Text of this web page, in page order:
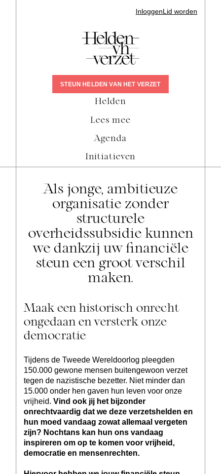
STEUN HELDEN VAN HET VERZET
Inloggen Lid worden
Helden
Lees mee
Agenda
Initiatieven
Als jonge, ambitieuze
organisatie zonder
structurele
overheidssubsidie kunnen
we dankzij uw financiële
steun een groot verschil
maken.
Maak een historisch onrecht
ongedaan en versterk onze
democratie
Tijdens de Tweede Wereldoorlog pleegden
150.000 gewone mensen buitengewoon verzet
tegen de nazistische bezetter. Niet minder dan
15.000 onder hen gaven hun leven voor onze
vrijheid. Vind ook jij het bijzonder
onrechtvaardig dat we deze verzetshelden en
hun moed vandaag zowat allemaal vergeten
zijn? Nochtans kan hun ons vandaag
inspireren om op te komen voor vrijheid,
democratie en mensenrechten.